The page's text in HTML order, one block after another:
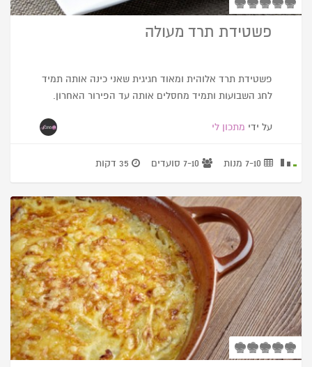
פשטידת תרד מעולה
פשטידת תרד אלוהית ומאוד חגיגית שאני כינה אותה תמיד
לחג השבועות ותמיד מחסלים אותה עד הפירור האחרון.
על ידי מתכון לי